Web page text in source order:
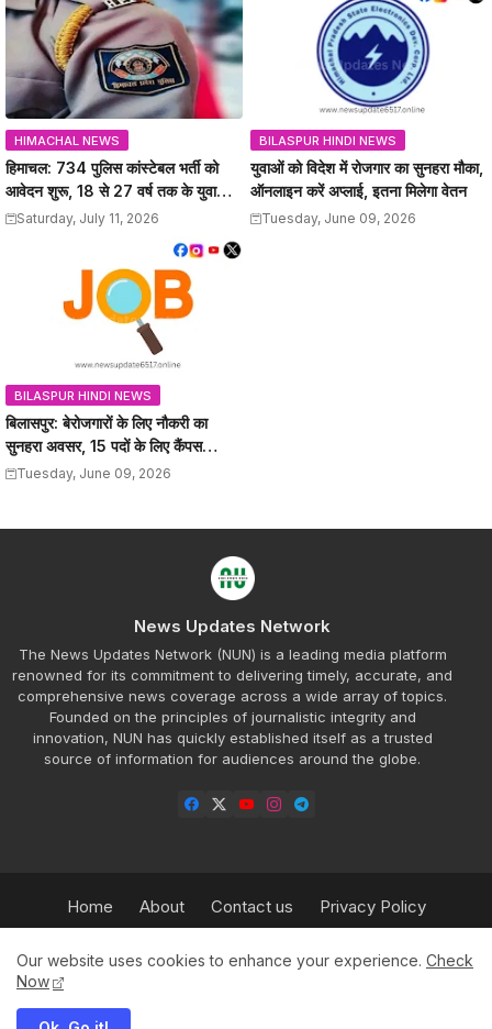
HIMACHAL NEWS
हिमाचल: 734 पुलिस कांस्टेबल भर्ती को
आवेदन शुरू, 18 से 27 वर्ष तक के युवाओं
को मौका, 12वीं पास कर सकेंगे अप्लाई
Saturday, July 11, 2026
BILASPUR HINDI NEWS
युवाओं को विदेश में रोजगार का सुनहरा मौका,
ऑनलाइन करें अप्लाई, इतना मिलेगा वेतन
Tuesday, June 09, 2026
BILASPUR HINDI NEWS
बिलासपुर: बेरोजगारों के लिए नौकरी का
सुनहरा अवसर, 15 पदों के लिए कैंपस
इंटरव्यू, यहां जानें
Tuesday, June 09, 2026
News Updates Network
The News Updates Network (NUN) is a leading media platform
renowned for its commitment to delivering timely, accurate, and
comprehensive news coverage across a wide array of topics.
Founded on the principles of journalistic integrity and
innovation, NUN has quickly established itself as a trusted
source of information for audiences around the globe.
Home About Contact us
Privacy Policy
Our website uses cookies to enhance your experience. Check
Now